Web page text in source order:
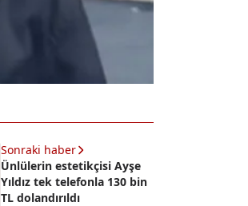
Sonraki haber
Ünlülerin estetikçisi Ayşe
Yıldız tek telefonla 130 bin
TL dolandırıldı